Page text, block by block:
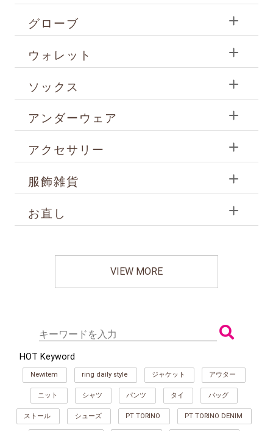
グローブ
ウォレット
ソックス
アンダーウェア
アクセサリー
服飾雑貨
お直し
VIEW MORE
HOT Keyword
Newitem ring daily style ジャケット アウター
ニット シャツ パンツ タイ バッグ
ストール シューズ PT TORINO PT TORINO DENIM